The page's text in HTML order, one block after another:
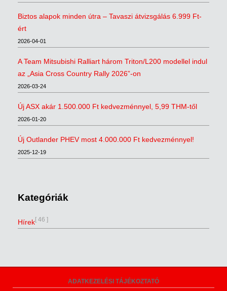
Biztos alapok minden útra – Tavaszi átvizsgálás 6.999 Ft-
ért
2026-04-01
A Team Mitsubishi Ralliart három Triton/L200 modellel indul
az „Asia Cross Country Rally 2026”-on
2026-03-24
Új ASX akár 1.500.000 Ft kedvezménnyel, 5,99 THM-től
2026-01-20
Új Outlander PHEV most 4.000.000 Ft kedvezménnyel!
2025-12-19
Kategóriák
Hírek[ 46 ]
ADATKEZELÉSI TÁJÉKOZTATÓ